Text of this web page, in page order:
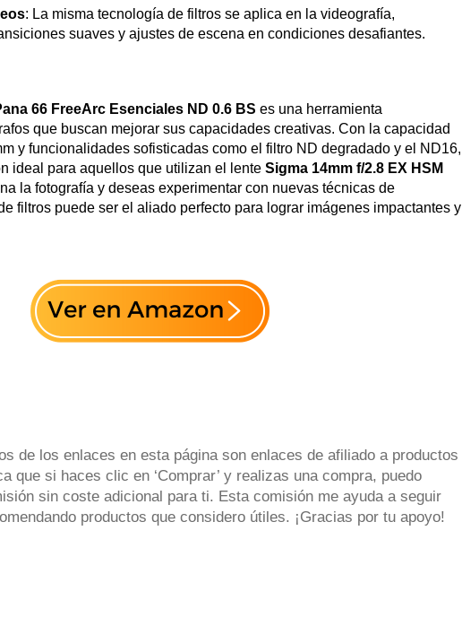
: La misma tecnología de filtros se aplica en la videografía,
suaves y ajustes de escena en condiciones desafiantes.
66 FreeArc Esenciales ND 0.6 BS es una herramienta
que buscan mejorar sus capacidades creativas. Con la capacidad
y funcionalidades sofisticadas como el filtro ND degradado y el ND16,
ideal para aquellos que utilizan el lente Sigma 14mm f/2.8 EX HSM
la fotografía y deseas experimentar con nuevas técnicas de
filtros puede ser el aliado perfecto para lograr imágenes impactantes y
de los enlaces en esta página son enlaces de afiliado a productos
que si haces clic en ‘Comprar’ y realizas una compra, puedo
sin coste adicional para ti. Esta comisión me ayuda a seguir
productos que considero útiles. ¡Gracias por tu apoyo!